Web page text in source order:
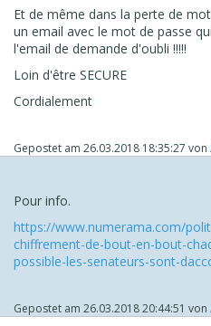
Et de même dans la perte de
un email avec le mot de passe
l'email de demande d'oubli !!!!!
Loin d'être SECURE
Cordialement
Gepostet am 26.03.2018 18:35:27 von
Pour info.
https://www.numerama.com/
chiffrement-de-bout-en-bout-
possible-les-senateurs-sont-
Gepostet am 26.03.2018 20:44:51 von